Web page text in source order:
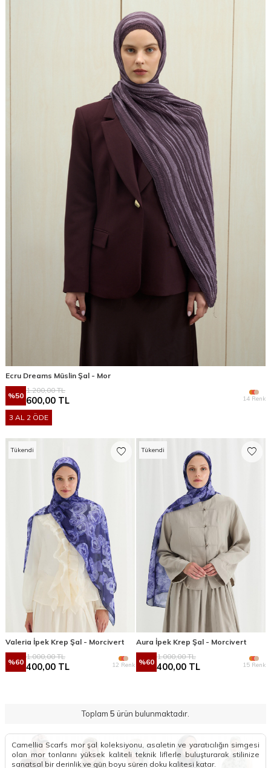
Ecru Dreams Müslin Şal - Mor
%50
1.200,00TL
600,00 TL 14 Renk
3 AL 2 ÖDE
Tükendi
Valeria İpek Krep Şal - Morcivert
%60
1.000,00TL
400,00 TL 12 Renk
Tükendi
Aura İpek Krep Şal - Morcivert
%60
1.000,00TL
400,00 TL 15 Renk
Toplam 5 ürün bulunmaktadır.
Camellia Scarfs mor şal koleksiyonu, asaletin ve yaratıcılığın simgesi
olan mor tonlarını yüksek kaliteli teknik liflerle buluşturarak stilinize
sanatsal bir derinlik ve gün boyu süren doku kalitesi katar.